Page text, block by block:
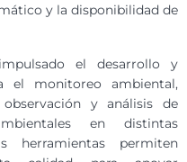
y la disponibilidad de
el desarrollo y
el monitoreo ambiental,
y análisis de
en distintas
herramientas permiten